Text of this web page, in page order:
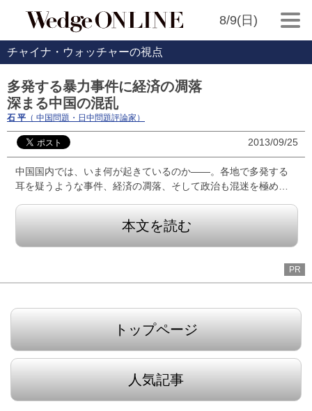
8/9(日)
チャイナ・ウォッチャーの視点
多発する暴力事件に経済の凋落
深まる中国の混乱
石 平 （ 中国問題・日中問題評論家）
2013/09/25
中国国内では、いま何が起きているのか――。各地で多発する
耳を疑うような事件、経済の凋落、そして政治も混迷を極め…
本文を読む
PR
トップページ
人気記事